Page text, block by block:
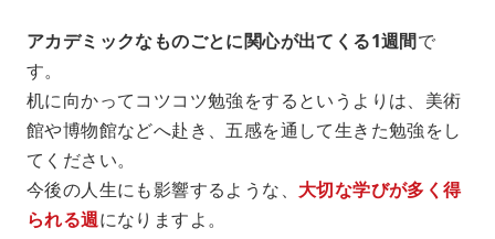
アカデミックなものごとに関心が出てくる1週間で
す。
机に向かってコツコツ勉強をするというよりは、美術
館や博物館などへ赴き、五感を通して生きた勉強をし
てください。
今後の人生にも影響するような、 大切な学びが多く得
られる週になりますよ。